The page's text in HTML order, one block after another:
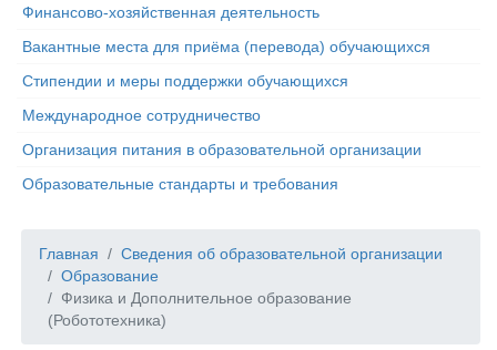
Финансово-хозяйственная деятельность
Вакантные места для приёма (перевода) обучающихся
Стипендии и меры поддержки обучающихся
Международное сотрудничество
Организация питания в образовательной организации
Образовательные стандарты и требования
Главная
Сведения об образовательной организации
Образование
Физика и Дополнительное образование
(Робототехника)